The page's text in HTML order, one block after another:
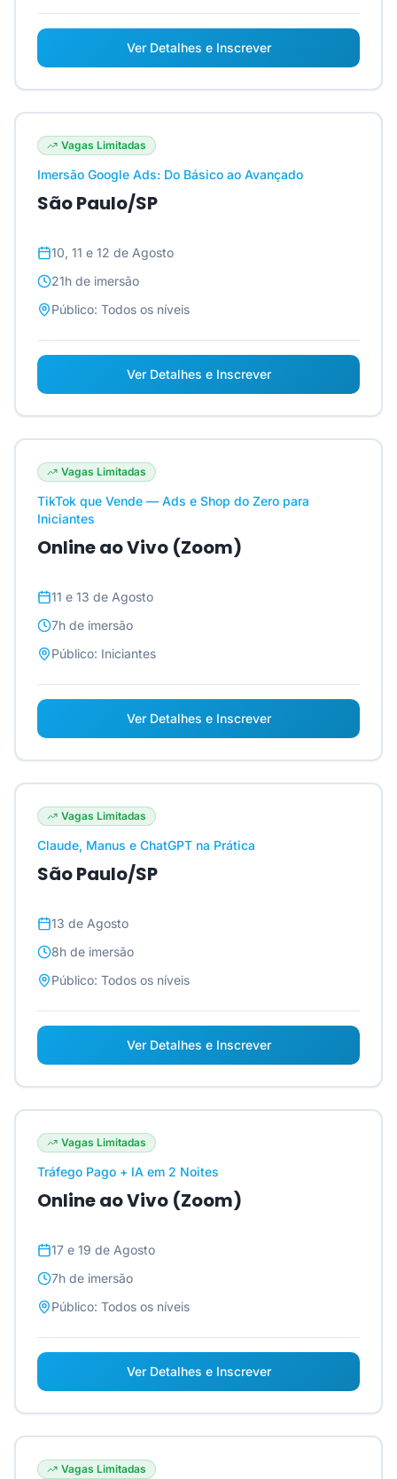
Ver Detalhes e Inscrever
Vagas Limitadas
Imersão Google Ads: Do Básico ao Avançado
São Paulo/SP
10, 11 e 12 de Agosto
21h de imersão
Público: Todos os níveis
Ver Detalhes e Inscrever
Vagas Limitadas
TikTok que Vende — Ads e Shop do Zero para
Iniciantes
Online ao Vivo (Zoom)
11 e 13 de Agosto
7h de imersão
Público: Iniciantes
Ver Detalhes e Inscrever
Vagas Limitadas
Claude, Manus e ChatGPT na Prática
São Paulo/SP
13 de Agosto
8h de imersão
Público: Todos os níveis
Ver Detalhes e Inscrever
Vagas Limitadas
Tráfego Pago + IA em 2 Noites
Online ao Vivo (Zoom)
17 e 19 de Agosto
7h de imersão
Público: Todos os níveis
Ver Detalhes e Inscrever
Vagas Limitadas